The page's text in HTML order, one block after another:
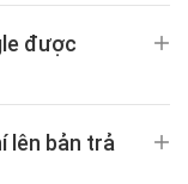
được
lên bản trả